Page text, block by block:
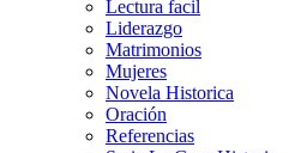
Lectura facil
Liderazgo
Matrimonios
Mujeres
Novela Historica
Oración
Referencias